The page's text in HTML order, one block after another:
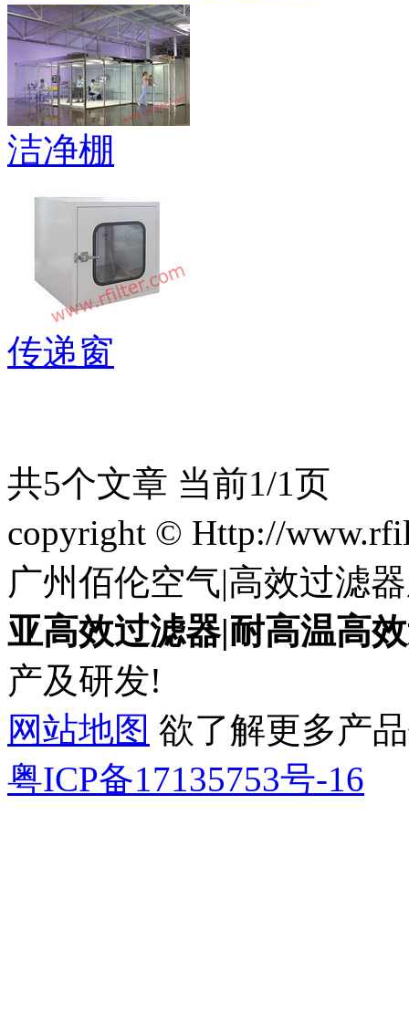
洁净棚
传递窗
共5个文章 当前1/1页
copyright © Http://
广州佰伦空气|高效过滤
亚高效过滤器|耐高温高
产及研发!
网站地图 欲了解更多产
粤ICP备17135753号-16